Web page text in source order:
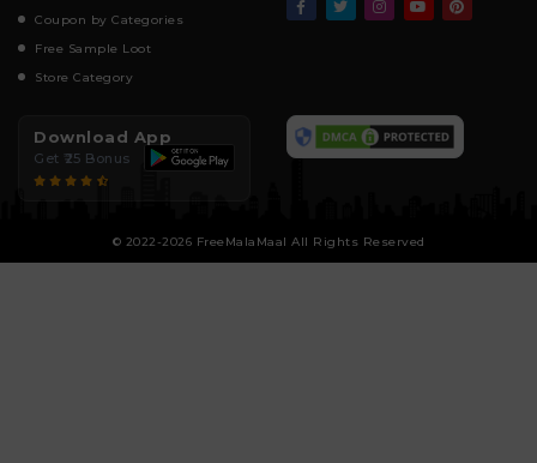
Coupon by Categories
Free Sample Loot
Store Category
Download App
Get ₹25 Bonus
© 2022-2026 FreeMalaMaal All Rights Reserved